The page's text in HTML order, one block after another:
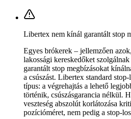
Libertex nem kínál garantált stop
Egyes brókerek – jellemzően
lakossági kereskedőket
garantált stop megbízásokat
a csúszást. Libertex standard
típus: a végrehajtás a lehető
történik, csúszásgarancia nélkül.
veszteség abszolút korlátozása
pozícióméret, nem pedig a stop-